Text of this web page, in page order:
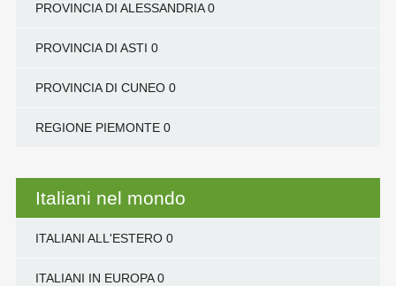
PROVINCIA DI ALESSANDRIA0
PROVINCIA DI ASTI 0
PROVINCIA DI CUNEO0
REGIONE PIEMONTE0
Italiani nel mondo
ITALIANI ALL'ESTERO0
ITALIANI IN EUROPA0